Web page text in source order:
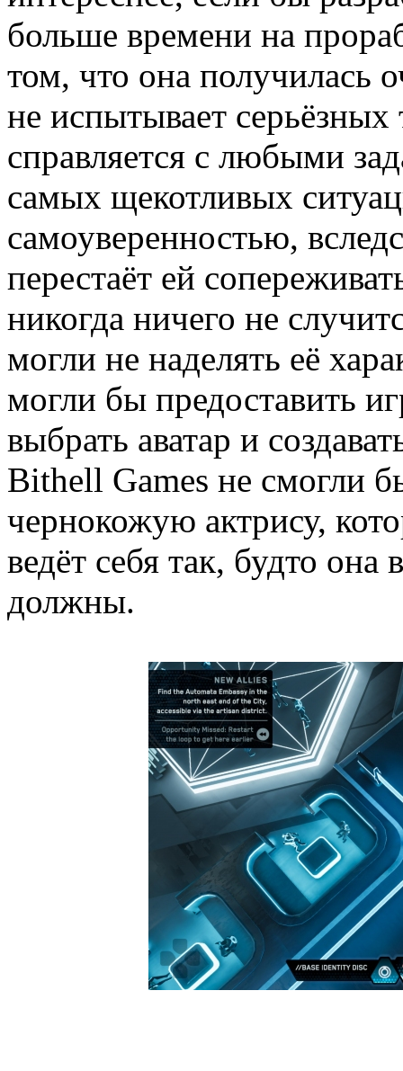
больше времени на
том, что она получилась
не испытывает
справляется с любыми
самых щекотливых
самоуверенностью,
перестаёт ей
никогда ничего не
могли не наделять её
могли бы предоставить
выбрать аватар и
Bithell Games не смогли
чернокожую актрису,
ведёт себя так, будто она
должны.